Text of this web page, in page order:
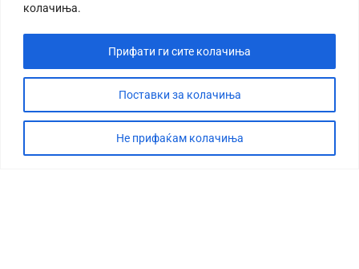
колачиња.
Поставки за колачиња
Не прифаќам колачиња
Прифати ги сите колачиња